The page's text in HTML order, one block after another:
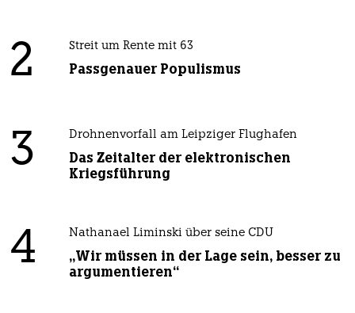
2 Streit um Rente mit 63
Passgenauer Populismus
3 Drohnenvorfall am Leipziger Flughafen
Das Zeitalter der elektronischen
Kriegsführung
4 Nathanael Liminski über seine CDU
„Wir müssen in der Lage sein, besser zu
argumentieren“